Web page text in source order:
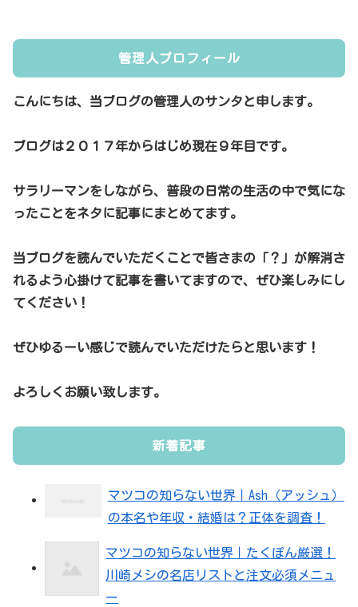
管理人プロフィール
こんにちは、当ブログの管理人のサンタと申します。
ブログは２０１７年からはじめ現在９年目です。
サラリーマンをしながら、普段の日常の生活の中で気にな
ったことをネタに記事にまとめてます。
当ブログを読んでいただくことで皆さまの「？」が解消さ
れるよう心掛けて記事を書いてますので、ぜひ楽しみにし
てください！
ぜひゆるーい感じで読んでいただけたらと思います！
よろしくお願い致します。
新着記事
マツコの知らない世界｜Ash（アッシュ）
の本名や年収・結婚は？正体を調査！
マツコの知らない世界｜たくぽん厳選！
川崎メシの名店リストと注文必須メニュ
ー